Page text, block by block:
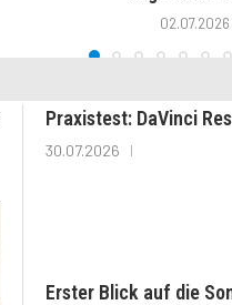
02.07.2026
Praxistest: DaVinci
30.07.2026
Erster Blick auf die